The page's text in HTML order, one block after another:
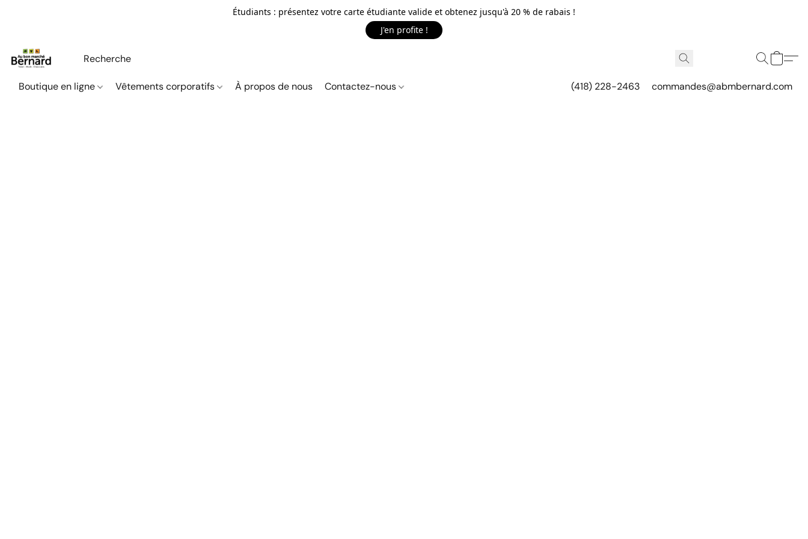
Étudiants : présentez votre carte étudiante valide et obtenez jusqu'à 20 % de rabais !
J'en profite !
Boutique en ligne Vêtements corporatifs À propos de nous Contactez-nous (418) 228-2463 commandes@abmbernard.com